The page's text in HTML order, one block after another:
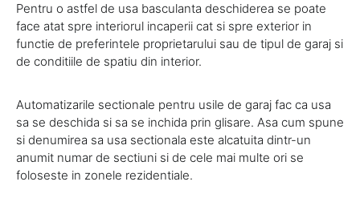
Pentru o astfel de usa basculanta deschiderea se poate
face atat spre interiorul incaperii cat si spre exterior in
functie de preferintele proprietarului sau de tipul de garaj si
de conditiile de spatiu din interior.
Automatizarile sectionale pentru usile de garaj fac ca usa
sa se deschida si sa se inchida prin glisare. Asa cum spune
si denumirea sa usa sectionala este alcatuita dintr-un
anumit numar de sectiuni si de cele mai multe ori se
foloseste in zonele rezidentiale.